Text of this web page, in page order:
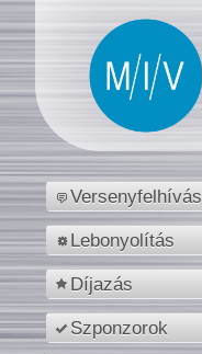
Versenyfelhívás
Lebonyolítás
Díjazás
Szponzorok